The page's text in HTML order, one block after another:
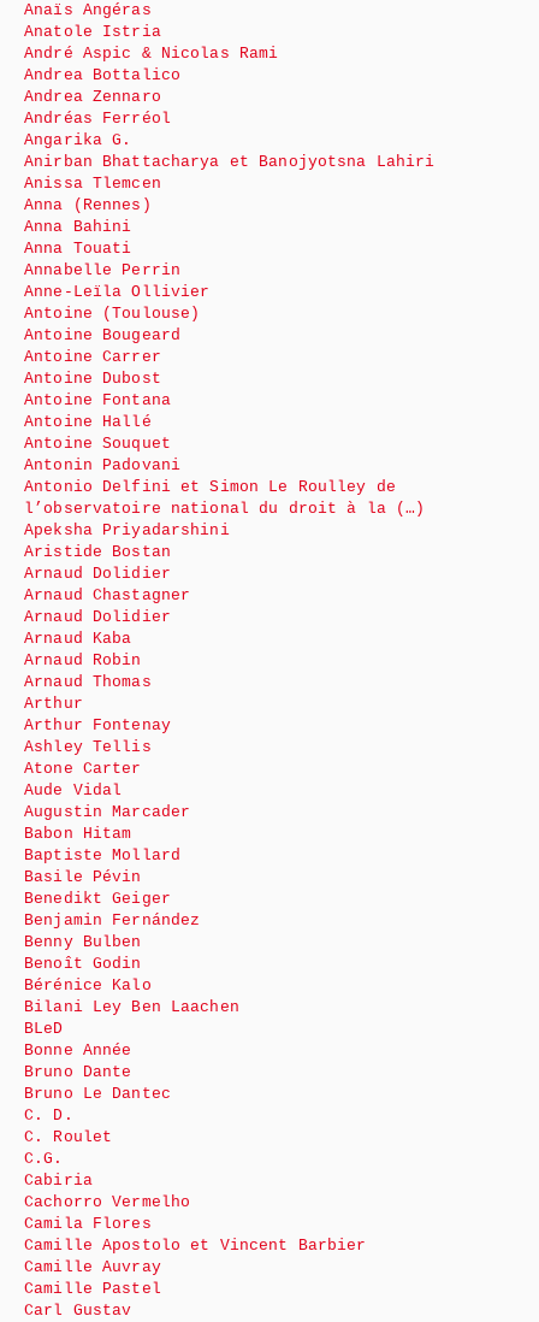
Anaïs Angéras
Anatole Istria
André Aspic & Nicolas Rami
Andrea Bottalico
Andrea Zennaro
Andréas Ferréol
Angarika G.
Anirban Bhattacharya et Banojyotsna Lahiri
Anissa Tlemcen
Anna (Rennes)
Anna Bahini
Anna Touati
Annabelle Perrin
Anne-Leïla Ollivier
Antoine (Toulouse)
Antoine Bougeard
Antoine Carrer
Antoine Dubost
Antoine Fontana
Antoine Hallé
Antoine Souquet
Antonin Padovani
Antonio Delfini et Simon Le Roulley de
l’observatoire national du droit à la (…)
Apeksha Priyadarshini
Aristide Bostan
Arnaud Dolidier
Arnaud Chastagner
Arnaud Dolidier
Arnaud Kaba
Arnaud Robin
Arnaud Thomas
Arthur
Arthur Fontenay
Ashley Tellis
Atone Carter
Aude Vidal
Augustin Marcader
Babon Hitam
Baptiste Mollard
Basile Pévin
Benedikt Geiger
Benjamin Fernández
Benny Bulben
Benoît Godin
Bérénice Kalo
Bilani Ley Ben Laachen
BLeD
Bonne Année
Bruno Dante
Bruno Le Dantec
C. D.
C. Roulet
C.G.
Cabiria
Cachorro Vermelho
Camila Flores
Camille Apostolo et Vincent Barbier
Camille Auvray
Camille Pastel
Carl Gustav